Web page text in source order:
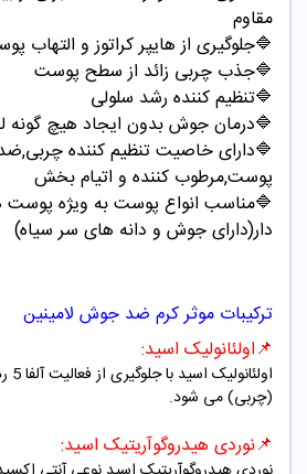
مقاوم
🔷جلوگیری از هایپر کراتوز و التهاب
🔷جذب چربی زائد از سطح پوست
🔷تنظیم کننده رشد سلولی
🔷درمان جوش بدون ایجاد هیچ گونه
🔷دارای خاصیت تنظیم کننده
پوست,مرطوب کننده و اتیام بخش
🔷مناسب انواع پوست به ویژه
دار(دارای جوش و دانه های سر سیاه)
ترکیبات موثر کرم ضد جوش لامینین
📌اولئانولیک اسید:
(چربی) می شود.
📌نوردی هیدروگوآریتیک اسید: